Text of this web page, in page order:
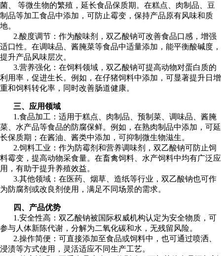
菌、 等微生物的繁殖，延长食品保质期。在糕点、肉制品、豆
制品等加工食品中添加，可防止霉变，保持产品原有风味和质
地。
2.酸度调节：作为酸味剂，双乙酸钠可改善食品口感，增强
适口性。在调味品、酱腌菜等食品中适量添加，能平衡酸碱度，
提升产品风味层次。
3.营养强化：在饲料领域，双乙酸钠可提高动物对蛋白质的
利用率，促进生长。例如，在仔猪饲料中添加，可显著提升日增
重和饲料转化率，同时改善肠道健康。
三、应用领域
1.食品加工：适用于糕点、肉制品、预制菜、调味品、酱腌
菜、水产品等食品的防腐保鲜。例如，在熟肉制品中添加，可延
长保质期；在酱油、酱类中添加，可抑制微生物滋生。
2.饲料工业：作为防霉剂和营养调味剂，双乙酸钠可防止饲
料霉变，提高动物采食量。在畜禽饲料、水产饲料中均有广泛应
用，有助于提升养殖效益。
3.其他领域：在医药、烟草、造纸等行业，双乙酸钠也可作
为防腐剂或改良剂使用，满足不同场景的需求。
四、产品优势
1.安全性高：双乙酸钠被国际权威机构认定为安全物质，可
参与人体新陈代谢，分解为二氧化碳和水，无残留风险。
2.操作简便：可直接添加至食品或饲料中，也可通过喷洒、
浸渍等方式使用，灵活适应不同生产工艺。